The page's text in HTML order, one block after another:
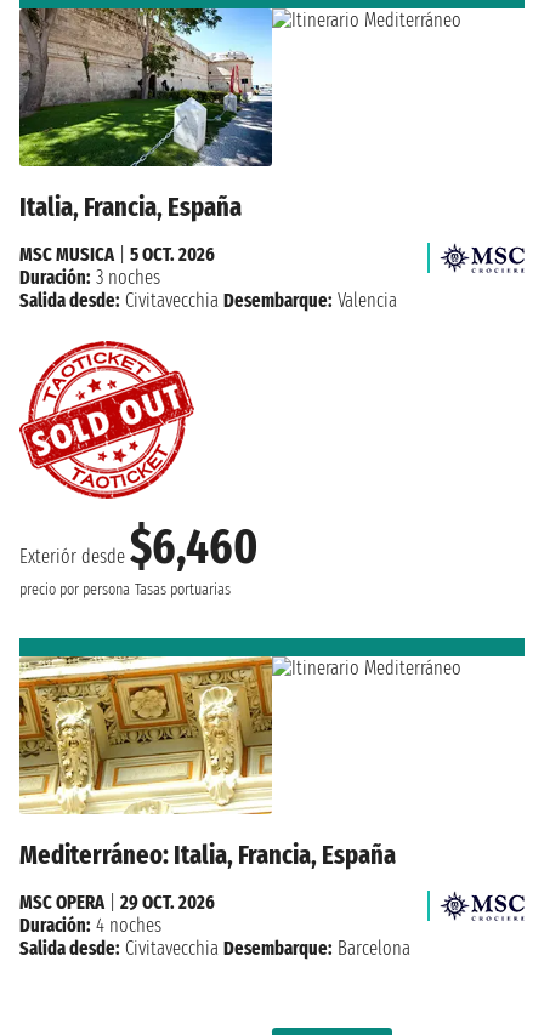
Italia, Francia, España
Exteriór desde $6,460
precio por persona Tasas portuarias
MSC MUSICA| 5 OCT. 2026
Duración: 3 noches
Salida desde: Civitavecchia Desembarque: Valencia
Mediterráneo: Italia, Francia, España
MSC OPERA
29 OCT. 2026
Duración: 4 noches
Salida desde: Civitavecchia Desembarque: Barcelona